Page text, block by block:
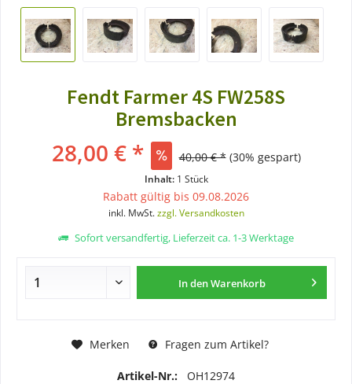
Fendt Farmer 4S FW258S
Bremsbacken
28,00 € * 40,00 € * (30% gespart)
Inhalt: 1 Stück
Rabatt gültig bis 09.08.2026
inkl. MwSt.zzgl. Versandkosten
Sofort versandfertig, Lieferzeit ca. 1-3 Werktage
In denWarenkorb
Merken Fragen zum Artikel?
Artikel-Nr.: OH12974